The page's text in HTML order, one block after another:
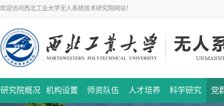
欢迎访问西北工业大学无人系统技术研究院网站！
研究院概况 机构设置 师资队伍 人才培养 科学研究 党